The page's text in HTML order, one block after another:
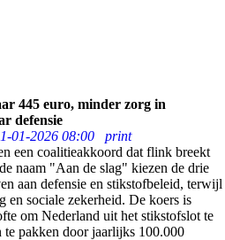
445 euro, minder zorg in
defensie
01-2026 08:00
print
een coalitieakkoord dat flink breekt
naam "Aan de slag" kiezen de drie
aan defensie en stikstofbeleid, terwijl
sociale zekerheid. De koers is
om Nederland uit het stikstofslot te
pakken door jaarlijks 100.000